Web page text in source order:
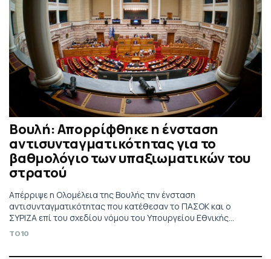
Βουλή: Απορρίφθηκε η ένσταση
αντισυνταγματικότητας για το
βαθμολόγιο των υπαξιωματικών του
στρατού
Απέρριψε η Ολομέλεια της Βουλής την ένσταση
αντισυνταγματικότητας που κατέθεσαν το ΠΑΣΟΚ και ο
ΣΥΡΙΖΑ επί του σχεδίου νόμου του Υπουργείου Εθνικής
Άμυνας για τις Ένοπλες Δυνάμεις
TO10